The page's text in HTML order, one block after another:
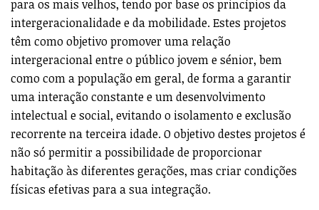
para os mais velhos, tendo por base os princípios da
intergeracionalidade e da mobilidade. Estes projetos
têm como objetivo promover uma relação
intergeracional entre o público jovem e sénior, bem
como com a população em geral, de forma a garantir
uma interação constante e um desenvolvimento
intelectual e social, evitando o isolamento e exclusão
recorrente na terceira idade. O objetivo destes projetos é
não só permitir a possibilidade de proporcionar
habitação às diferentes gerações, mas criar condições
físicas efetivas para a sua integração.